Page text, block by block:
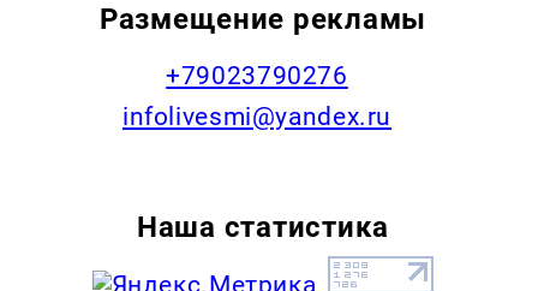
Размещение рекламы
+79023790276
infolivesmi@yandex.ru
Наша статистика